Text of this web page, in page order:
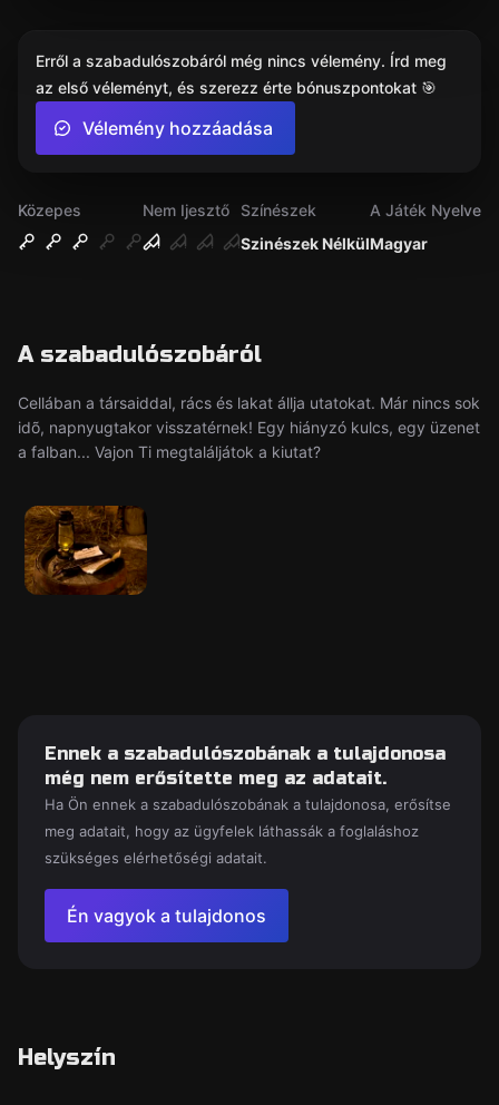
Közepes
Nem Ijesztő
Szinészek Nélkül
Színészek
Magyar
A Játék Nyelve
A szabadulószobáról
Cellában a társaiddal, rács és lakat állja utatokat. Már nincs sok
idõ, napnyugtakor visszatérnek! Egy hiányzó kulcs, egy üzenet
a falban... Vajon Ti megtaláljátok a kiutat?
Erről a szabadulószobáról még nincs vélemény. Írd meg
az első véleményt, és szerezz érte bónuszpontokat 🎯
Vélemény hozzáadása
Ennek a szabadulószobának a tulajdonosa
még nem erősítette meg az adatait.
Ha Ön ennek a szabadulószobának a tulajdonosa, erősítse
meg adatait, hogy az ügyfelek láthassák a foglaláshoz
szükséges elérhetőségi adatait.
Én vagyok a tulajdonos
Helyszín